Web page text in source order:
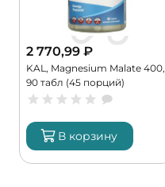
2 770,99 ₽
KAL, Magnesium Malate 400,
90 табл (45 порций)
В корзину